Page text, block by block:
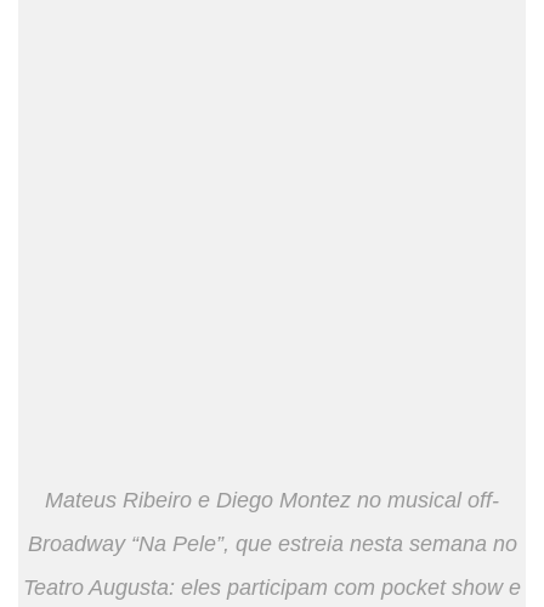
Mateus Ribeiro e Diego Montez no musical off-
Broadway “Na Pele”, que estreia nesta semana no
Teatro Augusta: eles participam com pocket show e